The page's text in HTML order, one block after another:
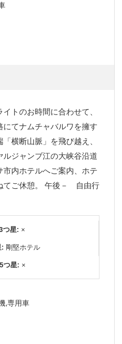
トのお時間に合わせて、
にてナムチャバルワを擁す
横断山脈」を飛び越え、
ルジャンブ江の大峡谷沿道
市内ホテルへご案内、ホテ
てご休憩。 午後－ 自由行
つ星: ×
: 剛堅ホテル
5つ星: ×
,専用車